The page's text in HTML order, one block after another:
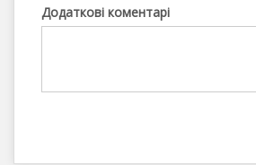
Додаткові коментарі